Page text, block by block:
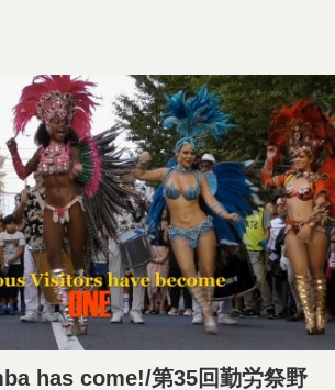
has come!/第35回勤労祭野